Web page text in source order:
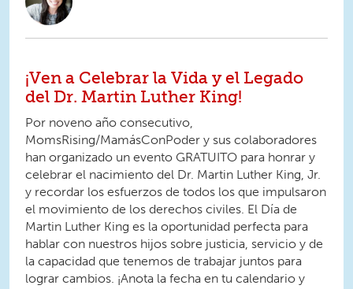
¡Ven a Celebrar la Vida y el Legado
del Dr. Martin Luther King!
Por noveno año consecutivo,
MomsRising/MamásConPoder y sus colaboradores
han organizado un evento GRATUITO para honrar y
celebrar el nacimiento del Dr. Martin Luther King, Jr.
y recordar los esfuerzos de todos los que impulsaron
el movimiento de los derechos civiles. El Día de
Martin Luther King es la oportunidad perfecta para
hablar con nuestros hijos sobre justicia, servicio y de
la capacidad que tenemos de trabajar juntos para
lograr cambios. ¡Anota la fecha en tu calendario y